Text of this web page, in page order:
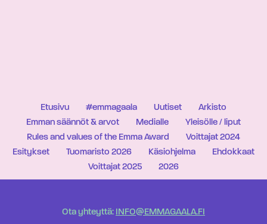
Etusivu #emmagaala Uutiset
Arkisto
Emman säännöt & arvot
Medialle
Yleisölle / liput
Rules and values of the Emma Award
Voittajat 2024
Esitykset
Tuomaristo 2026 Käsiohjelma
Ehdokkaat
Voittajat 2025
2026
Ota yhteyttä: INFO@EMMAGAALA.FI